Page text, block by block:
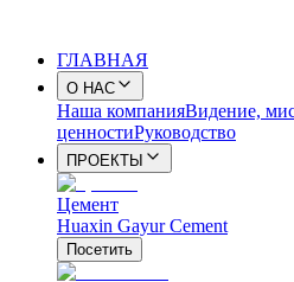
ГЛАВНАЯ
О НАС
Наша компанияВидение,
ценностиРуководство
ПРОЕКТЫ
Цемент
Huaxin Gayur Cement
Посетить